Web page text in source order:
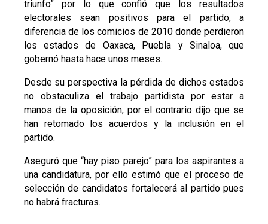
triunfo” por lo que confió que los resultados
electorales sean positivos para el partido, a
diferencia de los comicios de 2010 donde perdieron
los estados de Oaxaca, Puebla y Sinaloa, que
gobernó hasta hace unos meses.
Desde su perspectiva la pérdida de dichos estados
no obstaculiza el trabajo partidista por estar a
manos de la oposición, por el contrario dijo que se
han retomado los acuerdos y la inclusión en el
partido.
Aseguró que “hay piso parejo” para los aspirantes a
una candidatura, por ello estimó que el proceso de
selección de candidatos fortalecerá al partido pues
no habrá fracturas.